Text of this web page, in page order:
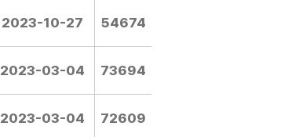
2023-10-27 54674
2023-03-04 73694
2023-03-04 72609